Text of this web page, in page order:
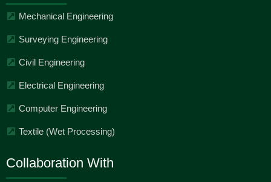
Mechanical Engineering
Surveying Engineering
Civil Engineering
Electrical Engineering
Computer Engineering
Textile (Wet Processing)
Collaboration With